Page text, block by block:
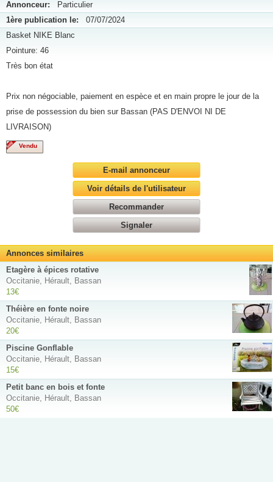
Annonceur: Particulier
1ère publication le: 07/07/2024
Basket NIKE Blanc
Pointure: 46
Très bon état
Prix non négociable, paiement en espèce et en main propre le jour de la
prise de possession du bien sur Bassan (PAS D'ENVOI NI DE
LIVRAISON)
Vendu
E-mail annonceur
Voir détails de l'utilisateur
Recommander
Signaler
Annonces similaires
Etagère à épices rotative
Occitanie, Hérault, Bassan
13€
Théière en fonte noire
Occitanie, Hérault, Bassan
20€
Piscine Gonflable
Occitanie, Hérault, Bassan
15€
Petit banc en bois et fonte
Occitanie, Hérault, Bassan
50€